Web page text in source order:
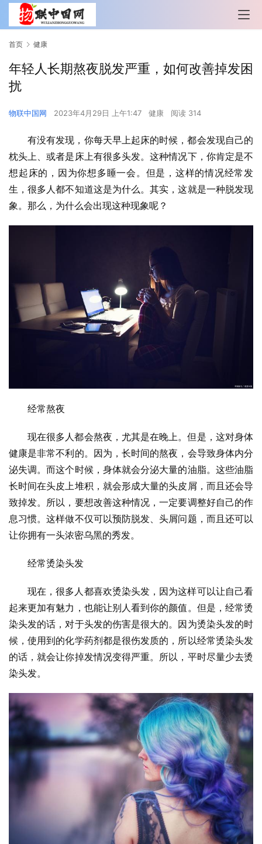
首页 健康
年轻人长期熬夜脱发严重，如何改善掉发困
扰
物联中国网 2023年4月29日 上午1:47 健康 阅读 314
有没有发现，你每天早上起床的时候，都会发现自己的
枕头上、或者是床上有很多头发。这种情况下，你肯定是不
想起床的，因为你想多睡一会。但是，这样的情况经常发
生，很多人都不知道这是为什么。其实，这就是一种脱发现
象。那么，为什么会出现这种现象呢？
经常熬夜
现在很多人都会熬夜，尤其是在晚上。但是，这对身体
健康是非常不利的。因为，长时间的熬夜，会导致身体内分
泌失调。而这个时候，身体就会分泌大量的油脂。这些油脂
长时间在头皮上堆积，就会形成大量的头皮屑，而且还会导
致掉发。所以，要想改善这种情况，一定要调整好自己的作
息习惯。这样做不仅可以预防脱发、头屑问题，而且还可以
让你拥有一头浓密乌黑的秀发。
经常烫染头发
现在，很多人都喜欢烫染头发，因为这样可以让自己看
起来更加有魅力，也能让别人看到你的颜值。但是，经常烫
染头发的话，对于头发的伤害是很大的。因为烫染头发的时
候，使用到的化学药剂都是很伤发质的，所以经常烫染头发
的话，就会让你掉发情况变得严重。所以，平时尽量少去烫
染头发。